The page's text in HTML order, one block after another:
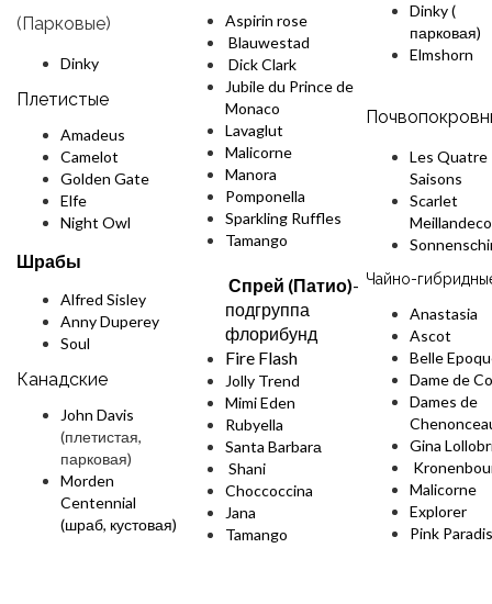
(Парковые)
Dinky
Плетистые
Amadeus
Camelot
Golden Gate
Elfe
Night Owl
Шрабы
Alfred Sisley
Anny Duperey
Soul
Канадские
John Davis
(плетистая,
парковая)
Morden
Centennial
(шраб, кустовая)
Aspirin rose
Blauwestad
Dick Clark
Jubile du Prince de
Monaco
Lavaglut
Malicorne
Manora
Pomponella
Sparkling Ruffles
Tamango
Спрей (Патио)-
подгруппа
флорибунд
Fire Flash
Jolly Trend
Mimi Eden
Rubyella
Santa Barbarа
Shani
Choccoccina
Jana
Tamango
Dinky (
парковая)
Elmshorn
Les Quatre
Saisons
Scarlet
Meilland
Чайно-
Anastasia
Ascot
Belle
Dame de
Dames de
Gina
Malicorne
Explorer
Pink